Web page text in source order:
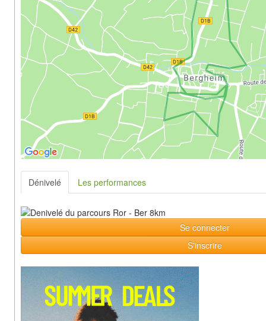
Dénivelé Les performances
Se connecter
S'inscrire